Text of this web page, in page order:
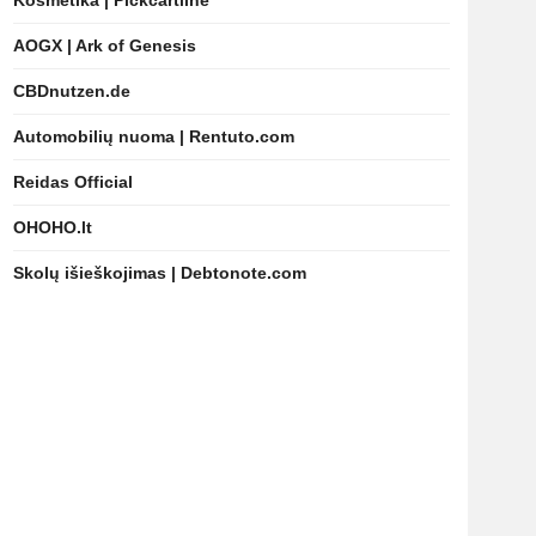
AOGX | Ark of Genesis
CBDnutzen.de
Automobilių nuoma | Rentuto.com
Reidas Official
OHOHO.lt
Skolų išieškojimas | Debtonote.com